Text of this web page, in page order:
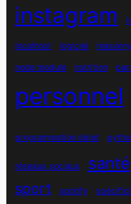
instagram
localhost logiciel masonry
node module nutrition
personnel
programmation objet
réseaux sociaux santé
sport spotify